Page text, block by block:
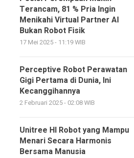
Terancam, 81 % Pria Ingin
Menikahi Virtual Partner AI
Bukan Robot Fisik
17 Mei 2025 - 11:19 WIB
Perceptive Robot Perawatan
Gigi Pertama di Dunia, Ini
Kecanggihannya
2 Februari 2025 - 02:08 WIB
Unitree HI Robot yang Mampu
Menari Secara Harmonis
Bersama Manusia